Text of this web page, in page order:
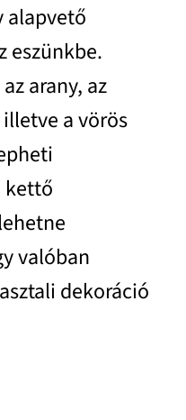
alapvető
eszünkbe.
arany, az
a vörös
valóban
dekoráció